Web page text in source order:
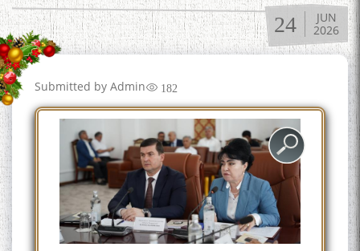
24
JUN
2026
Submitted by Admin 182